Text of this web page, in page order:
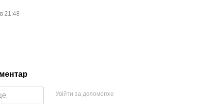
21:48
Увійти за допомогою